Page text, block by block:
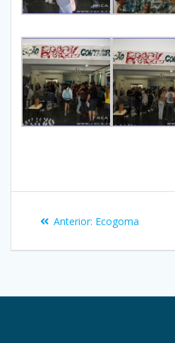
Anterior: Ecogoma